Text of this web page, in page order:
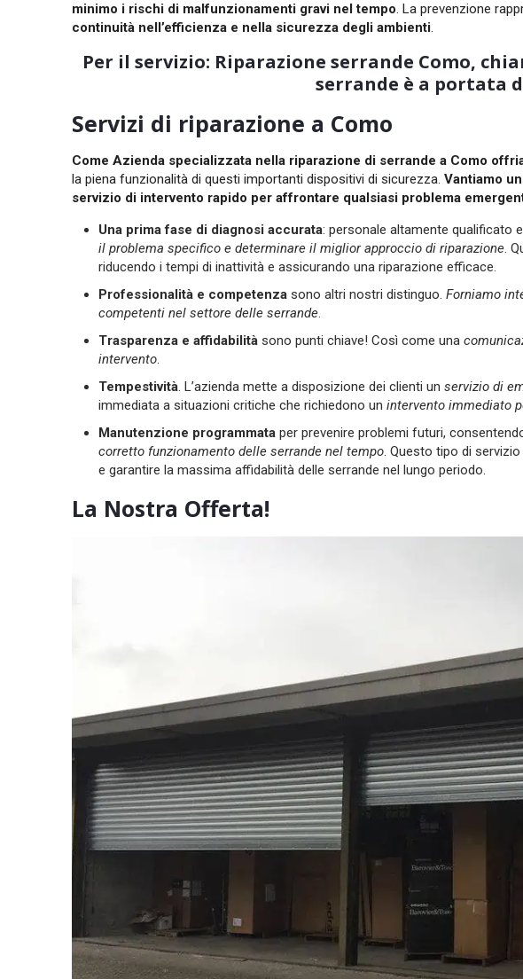
minimo i rischi di malfunzionamenti gravi nel tempo. La prevenzione
continuità nell’efficienza e nella sicurezza degli ambienti.
Per il servizio: Riparazione serrande Como,
serrande è a portata
Servizi di riparazione a Como
Come Azienda specializzata nella riparazione di serrande a Como
la piena funzionalità di questi importanti dispositivi di sicurezza.Vantiamo
servizio di intervento rapido per affrontare qualsiasi problema
Una prima fase di diagnosi accurata: personale altamente qualificato
il problema specifico e determinare il miglior approccio di riparazione.
riducendo i tempi di inattività e assicurando una riparazione efficace.
Professionalità e competenza sono altri nostri distinguo.Forniamo
competenti nel settore delle serrande.
Trasparenza e affidabilità sono punti chiave! Così come una
intervento.
Tempestività. L’azienda mette a disposizione dei clienti unservizio di
immediata a situazioni critiche che richiedono unintervento immediato
Manutenzione programmata per prevenire problemi futuri,
corretto funzionamento delle serrande nel tempo. Questo tipo di
e garantire la massima affidabilità delle serrande nel lungo periodo.
La Nostra Offerta!